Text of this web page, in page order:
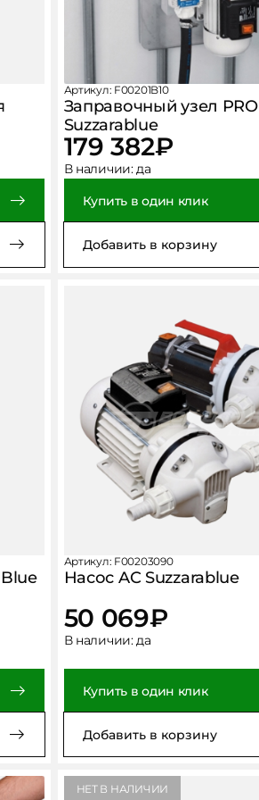
Артикул: F00201B10
Заправочный узел PRO
Suzzarablue
179 382₽
В наличии:да
Купить в один клик
Добавить в корзину
Артикул: F00203090
Насос AC Suzzarablue
50 069₽
В наличии:да
Купить в один клик
Добавить в корзину
НЕТ В НАЛИЧИИ
товара